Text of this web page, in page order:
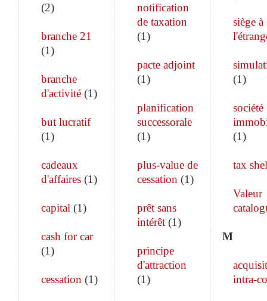
(2)
branche 21
(1)
branche
d'activité (1)
but lucratif
(1)
cadeaux
d'affaires (1)
capital (1)
cash for car
(1)
cessation (1)
notification
de taxation
(1)
pacte adjoint
(1)
planification
successorale
(1)
plus-value de
cessation (1)
prêt sans
intérêt(1)
principe
d'attraction
(1)
siège à
(1)
société
(1)
tax
Valeur
M
intra-